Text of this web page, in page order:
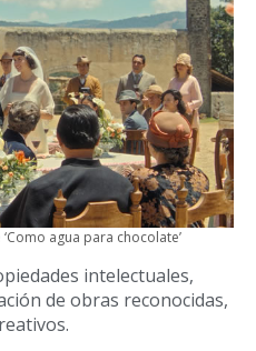
agua para chocolate’
intelectuales,
de obras reconocidas,